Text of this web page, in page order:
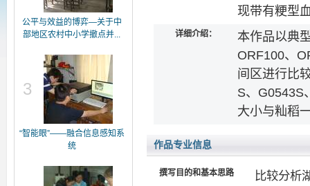
公平与效益的博弈—关于中
部地区农村中小学撤点并...
3
“智能眼”——融合信息感知系
统
现带有粳型
详细介绍：
本作品以典
ORF100、
间区进行比
S、G0543S
大小与籼稻
作品专业信息
撰写目的和基本思路
比较分析